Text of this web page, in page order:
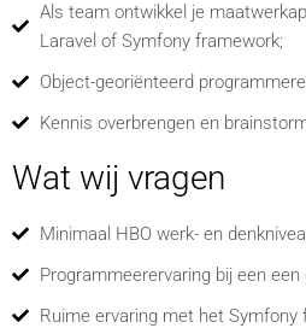
Als team ontwikkel je
Laravel of Symfony framework;
Object-georiënteerd
Kennis overbrengen en
Wat wij vragen
Minimaal HBO werk- en
Programmeerervaring bij een
Ruime ervaring met het Symfony